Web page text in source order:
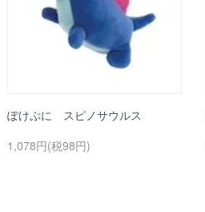
ぽけぷに スピノサウルス
1,078円(税98円)